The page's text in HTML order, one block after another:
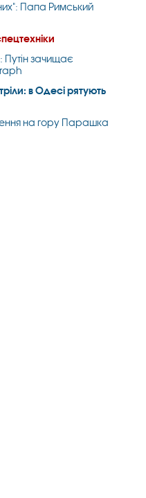
Папа Римський
Путін зачищає
в Одесі рятують
на гору Парашка